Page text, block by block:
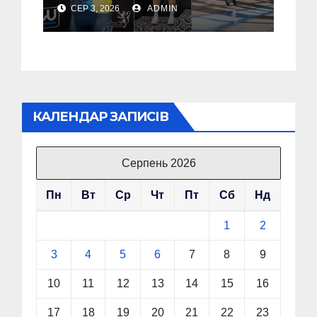
світу (Фото)
СЕР 3, 2026 ADMIN
КАЛЕНДАР ЗАПИСІВ
Серпень 2026
Пн Вт Ср Чт Пт Сб Нд
1 2
3 4 5 6 7 8 9
10 11 12 13 14 15 16
17 18 19 20 21 22 23